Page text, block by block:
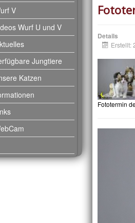
V
Wurf U und V
Jungtiere
Katzen
Details
Erstellt:
Fototermin